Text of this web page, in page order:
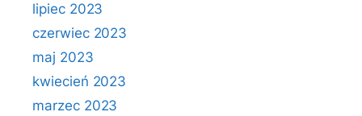
lipiec 2023
czerwiec 2023
maj 2023
kwiecień 2023
marzec 2023